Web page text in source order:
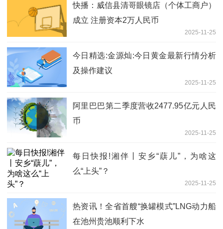
快播：威信县清哥眼镜店（个体工商户）
成立 注册资本2万人民币
2025-11-25
今日精选:金源灿:今日黄金最新行情分析
及操作建议
2025-11-25
阿里巴巴第二季度营收2477.95亿元人民
币
2025-11-25
每日快报!湘伴丨安乡“蕻儿”，为啥这
么“上头”？
2025-11-25
热资讯！全省首艘“换罐模式”LNG动力船
在池州贵池顺利下水